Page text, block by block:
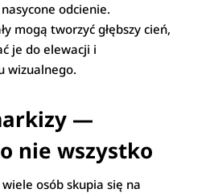
odcienie.
mogą tworzyć głębszy cień,
je do elewacji i
wizualnego.
—
nie wszystko
osób skupia się na